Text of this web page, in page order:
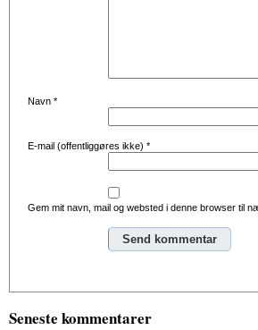
Navn *
E-mail (offentliggøres ikke) *
Gem mit navn, mail og websted i denne browser til
Seneste kommentarer